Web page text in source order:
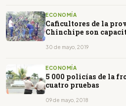
ECONOMÍA
Caficultores de la
Chinchipe son
30 de mayo, 2019
ECONOMÍA
5 000 policías de la
cuatro pruebas
09 de mayo, 2018